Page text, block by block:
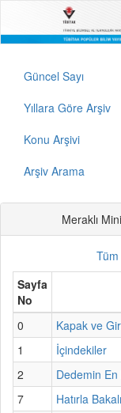
Güncel Sayı
Yıllara Göre Arşiv
Konu Arşivi
Arşiv Arama
Meraklı
Tüm
Sayfa
No
0
Kapak ve
1
İçindekiler
2
Dedemin
7
Hatırla